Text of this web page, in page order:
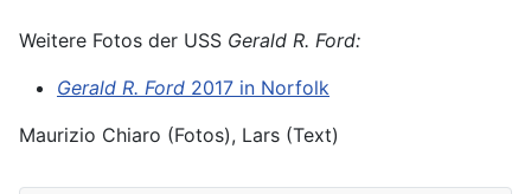
Weitere Fotos der USS Gerald R. Ford:
Gerald R. Ford 2017 in Norfolk
Maurizio Chiaro (Fotos), Lars (Text)